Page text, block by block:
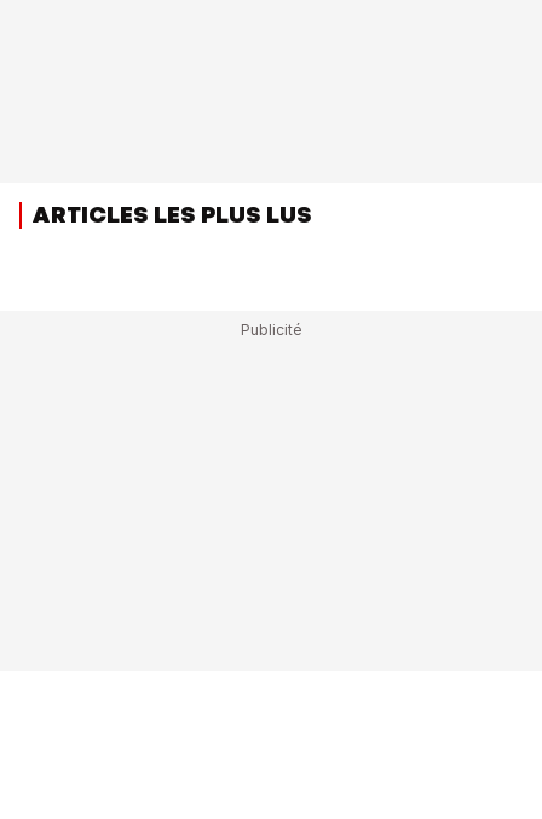
ARTICLES LES PLUS LUS